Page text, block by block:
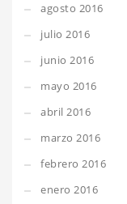
agosto 2016
julio 2016
junio 2016
mayo 2016
abril 2016
marzo 2016
febrero 2016
enero 2016